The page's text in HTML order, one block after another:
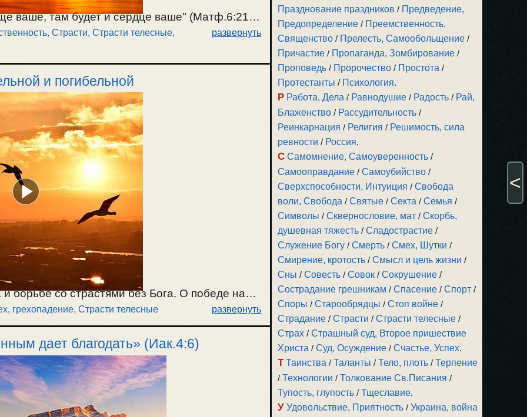
ваше, там будет и сердце ваше" (Матф.6:21).
нашего естества должны иметь меру.
души через безмерные телесные
существа должны иметь меру в своих
и человеков. О воздержании в
нашего естества. Безмерность в желаниях
так как это противно природе нашего
, Страсти, Страсти телесные,
развернуть
и погибельной
и борьбе со страстями без Бога. О победе над
спасительной для души; и победе над
погибельной для души. О победе над
О сатане и демонах, презирающих
в душе добродетели. / 3.09.2022г.
грехопадение, Страсти телесные развернуть
дает благодать» (Иак.4:6)
Празднование праздников / Предведение,
Предопределение / Преемственность,
Священство / Прелесть, Самообольщение /
Причастие / Пропаганда, Зомбирование /
Проповедь / Пророчество / Простота /
Протестанты / Психология.
Р Работа, Дела / Равнодушие / Радость / Рай,
Блаженство / Рассудительность /
Реинкарнация / Религия / Решимость, сила
ревности / Россия.
С Самомнение, Самоуверенность /
Самооправдание /Самоубийство /
Сверхспособности, Интуиция /Свобода
воли, Свобода /Святые /Секта /Семья /
Символы /Сквернословие, мат /Скорбь,
душевная тяжесть /Сладострастие /
Служение Богу /Смерть /Смех, Шутки /
Смирение, кротость /Смысл и цель жизни /
Сны /Совесть /Совок /Сокрушение /
Сострадание грешникам /Спасение /Спорт /
Споры /Старообрядцы /Стоп войне /
Страдание /Страсти /Страсти телесные /
Страх /Страшный суд, Второе пришествие
Христа /Суд, Осуждение /Счастье, Успех.
Т Таинства /Таланты /Тело, плоть /Терпение
/Технологии /Толкование Св.Писания /
Тупость, глупость /Тщеславие.
У Удовольствие, Приятность /Украина, война
<